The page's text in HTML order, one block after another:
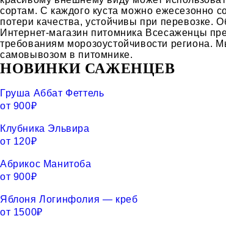
сортам. С каждого куста можно ежесезонно
потери качества, устойчивы при перевозке.
Интернет-магазин питомника Всесаженцы
требованиям морозоустойчивости региона.
самовывозом в питомнике.
НОВИНКИ САЖЕНЦЕВ
Груша Аббат Феттель
от 900₽
Клубника Эльвира
от 120₽
Абрикос Манитоба
от 900₽
Яблоня Логинфолия — креб
от 1500₽